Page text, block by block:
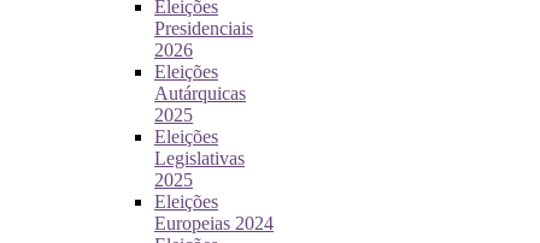
Eleições
Presidenciais
2026
Eleições
Autárquicas
2025
Eleições
Legislativas
2025
Eleições
Europeias 2024